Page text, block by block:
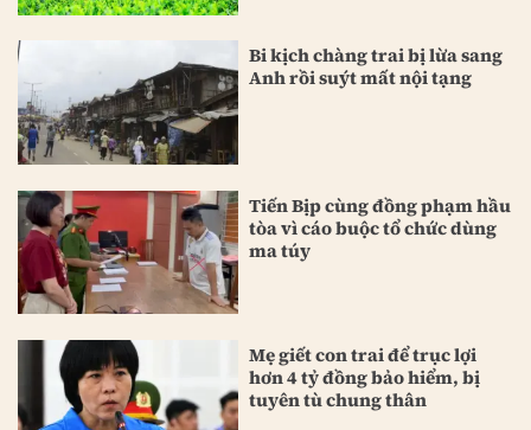
Bi kịch chàng trai bị lừa sang
Anh rồi suýt mất nội tạng
Tiến Bịp cùng đồng phạm hầu
tòa vì cáo buộc tổ chức dùng
ma túy
Mẹ giết con trai để trục lợi
hơn 4 tỷ đồng bảo hiểm, bị
tuyên tù chung thân